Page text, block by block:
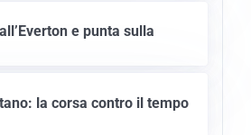
e punta sulla
la corsa contro il tempo